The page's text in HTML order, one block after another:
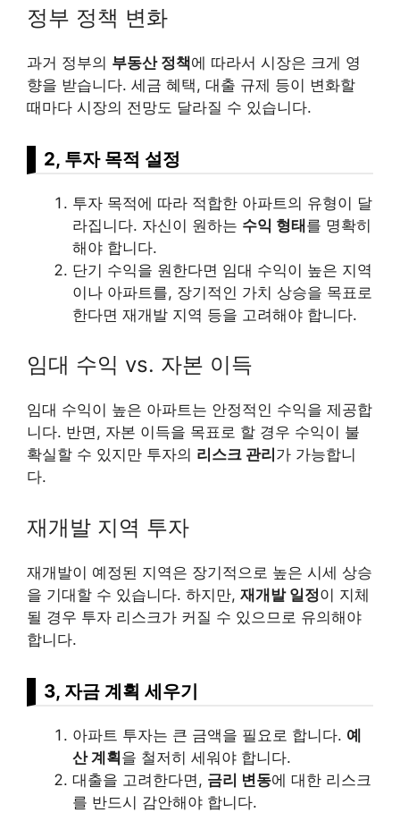
정부 정책 변화
과거 정부의 부동산 정책에 따라서 시장은 크게 영
향을 받습니다. 세금 혜택, 대출 규제 등이 변화할
때마다 시장의 전망도 달라질 수 있습니다.
2, 투자 목적 설정
투자 목적에 따라 적합한 아파트의 유형이 달
라집니다. 자신이 원하는 수익 형태를 명확히
해야 합니다.
단기 수익을 원한다면 임대 수익이 높은 지역
이나 아파트를, 장기적인 가치 상승을 목표로
한다면 재개발 지역 등을 고려해야 합니다.
임대 수익 vs. 자본 이득
임대 수익이 높은 아파트는 안정적인 수익을 제공합
니다. 반면, 자본 이득을 목표로 할 경우 수익이 불
확실할 수 있지만 투자의 리스크 관리 가 가능합니
다.
재개발 지역 투자
재개발이 예정된 지역은 장기적으로 높은 시세 상승
을 기대할 수 있습니다. 하지만, 재개발 일정이 지체
될 경우 투자 리스크가 커질 수 있으므로 유의해야
합니다.
3, 자금 계획 세우기
아파트 투자는 큰 금액을 필요로 합니다. 예
산 계획을 철저히 세워야 합니다.
대출을 고려한다면, 금리 변동에 대한 리스크
를 반드시 감안해야 합니다.